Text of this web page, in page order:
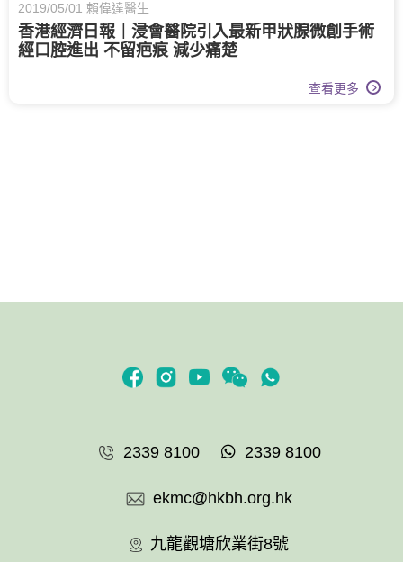
2019/05/01 賴偉達醫生
香港經濟日報｜浸會醫院引入最新甲狀腺微創手術
經口腔進出 不留疤痕 減少痛楚
查看更多
2339 8100 2339 8100
ekmc@hkbh.org.hk
九龍觀塘欣業街8號